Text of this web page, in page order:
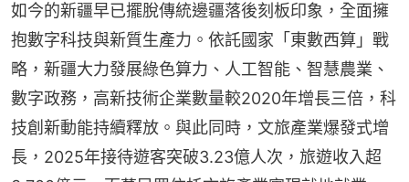
如今的新疆早已擺脫傳統邊疆落後刻板印象，全面擁
抱數字科技與新質生產力。依託國家「東數西算」戰
略，新疆大力發展綠色算力、人工智能、智慧農業、
數字政務，高新技術企業數量較2020年增長三倍，科
技創新動能持續釋放。與此同時，文旅產業爆發式增
長，2025年接待遊客突破3.23億人次，旅遊收入超